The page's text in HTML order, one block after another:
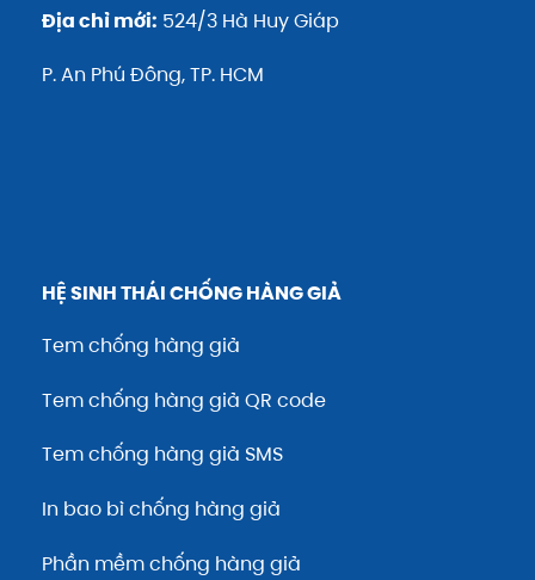
Địa chỉ mới: 524/3 Hà Huy Giáp
P. An Phú Đông, TP. HCM
HỆ SINH THÁI CHỐNG HÀNG GIẢ
Tem chống hàng giả
Tem chống hàng giả QR code
Tem chống hàng giả SMS
In bao bì chống hàng giả
Phần mềm chống hàng giả